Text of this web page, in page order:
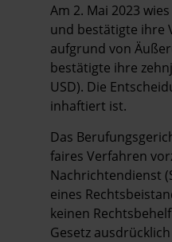
Am 2. Mai 2023
und bestätigte ihre
aufgrund von
bestätigte ihre
USD). Die
inhaftiert ist.
Das
faires Verfahren
Nachrichtendienst
eines
keinen
Gesetz